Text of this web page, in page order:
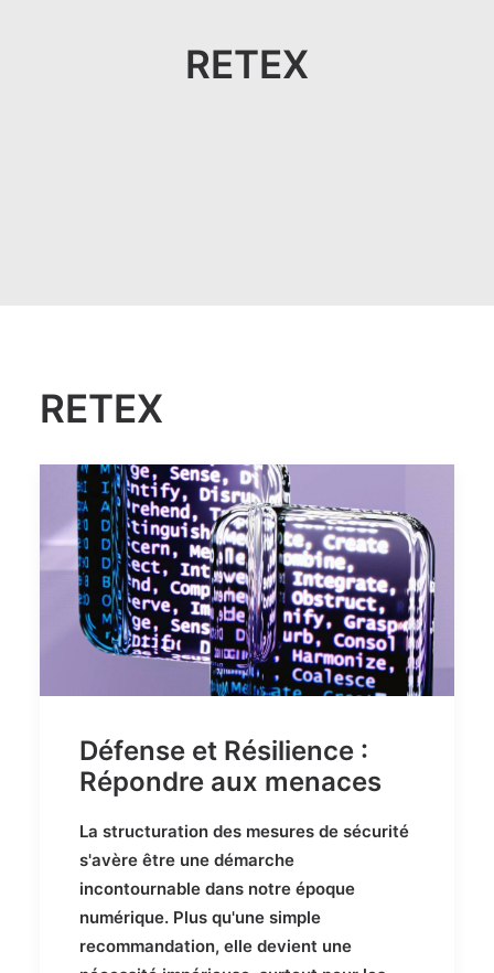
RETEX
RETEX
Défense et Résilience :
Répondre aux menaces
La structuration des mesures de sécurité
s'avère être une démarche
incontournable dans notre époque
numérique. Plus qu'une simple
recommandation, elle devient une